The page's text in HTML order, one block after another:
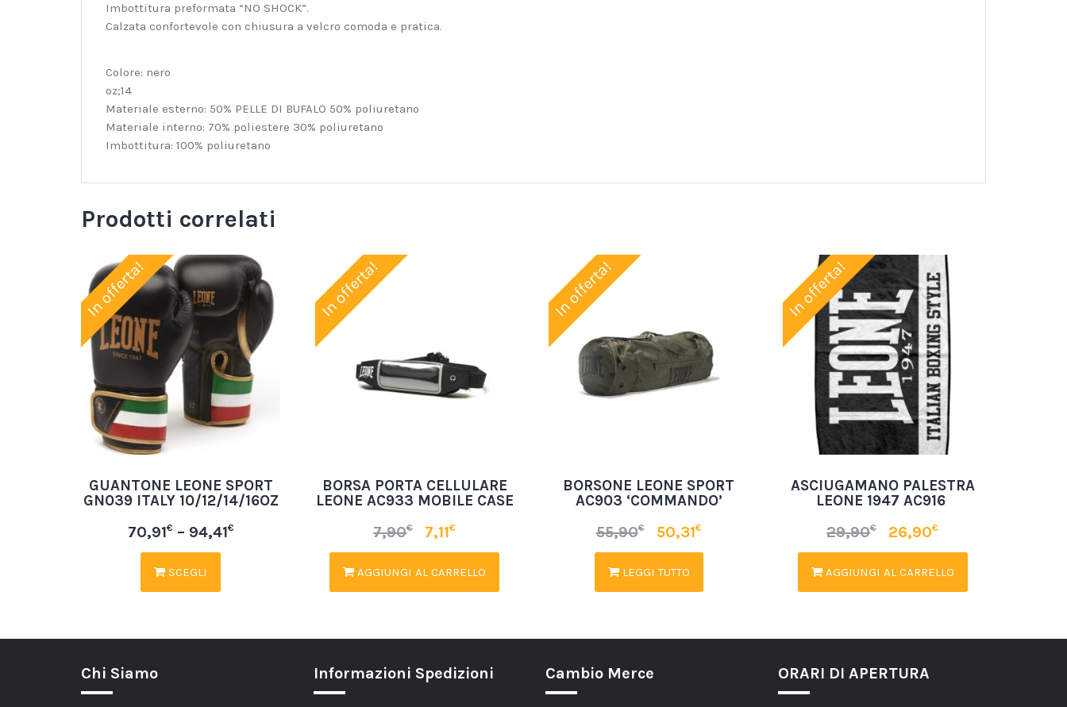
Imbottitura preformata “NO SHOCK”.
Calzata confortevole con chiusura a velcro comoda e pratica.
Colore: nero
oz;14
Materiale esterno: 50% PELLE DI BUFALO 50% poliuretano
Materiale interno: 70% poliestere 30% poliuretano
Imbottitura: 100% poliuretano
Prodotti correlati
In offerta!
GUANTONE LEONE SPORT
GN039 ITALY 10/12/14/16OZ
70,91€ – 94,41€
SCEGLI
In offerta!
BORSA PORTA CELLULARE
LEONE AC933 MOBILE CASE
7,90€ 7,11€
AGGIUNGI AL CARRELLO
In offerta!
BORSONE LEONE SPORT
AC903 ‘COMMANDO’
55,90€ 50,31€
LEGGI TUTTO
In offerta!
ASCIUGAMANO PALESTRA
LEONE 1947 AC916
29,90€ 26,90€
AGGIUNGI AL CARRELLO
Chi Siamo Informazioni Spedizioni Cambio Merce ORARI DI APERTURA